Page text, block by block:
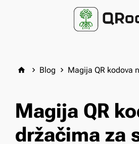
home keyboard_arrow_right Blog keyboard_arrow_right Magija QR kodova
Magija QR
držačima za